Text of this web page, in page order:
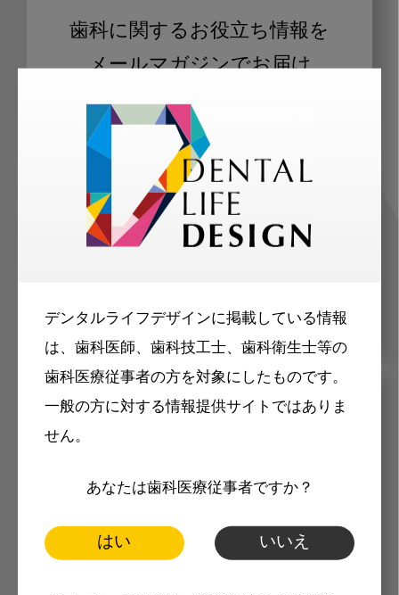
デンタルライフデザインに掲載している情報
は、歯科医師、歯科技工士、歯科衛生士等の
歯科医療従事者の方を対象にしたものです。
一般の方に対する情報提供サイトではありま
せん。
あなたは歯科医療従事者ですか？
はい いいえ
歯科に関するお役立ち情報を
メールマガジンでお届け
ご登録いただいた職種（歯科医師、歯
科衛生士、歯科技工士）に合わせた内
容のメールマガジンをお届けします。
メリット